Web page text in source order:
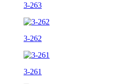
3-263
3-262
3-261